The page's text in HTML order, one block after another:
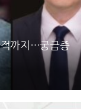
적까지…궁금증